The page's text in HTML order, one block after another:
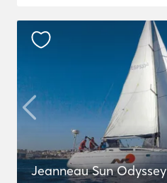
Jeanneau Sun Odyssey